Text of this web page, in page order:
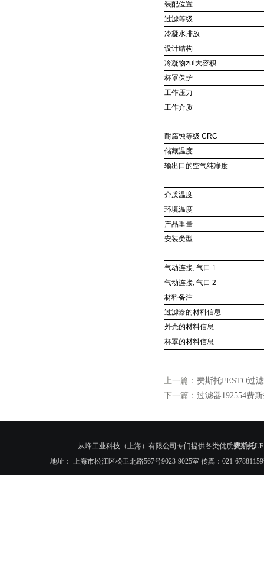
装配位置
过滤等级
冷凝水排放
设计结构
冷凝物zui大容积
杯罩保护
工作压力
工作介质
耐腐蚀等级 CRC
储藏温度
输出口的空气纯净度
介质温度
环境温度
产品重量
安装类型
气动连接, 气口 1
气动连接, 气口 2
材料备注
过滤器的材料信息
外壳的材料信息
杯罩的材料信息
上一篇： 费斯托FESTO过
下一篇： 过滤器192554费
从峰工业科技（上海）有限公司专门提供各类优质费斯托
地址： 上海市松江区松卫北路567号9023-9025室 传真：021-